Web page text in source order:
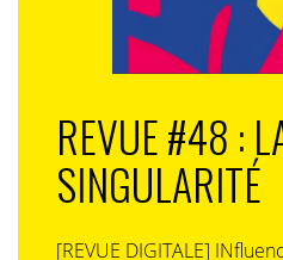
REVUE #48 :
SINGULARITÉ
[REVUE DIGITALE]